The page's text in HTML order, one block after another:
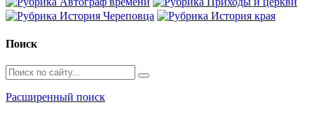
Поиск
Расширенный поиск